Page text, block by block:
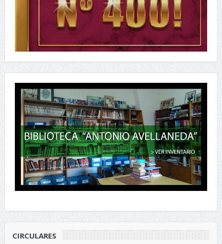
CIRCULARES